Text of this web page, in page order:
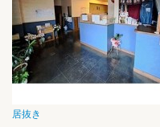
居抜き